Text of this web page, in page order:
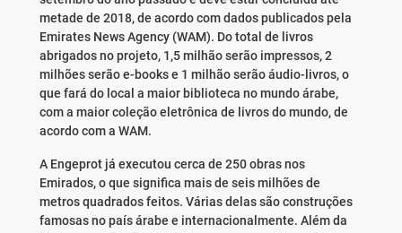
metade de 2018, de acordo com dados publicados pela
Emirates News Agency (WAM). Do total de livros
abrigados no projeto, 1,5 milhão serão impressos, 2
milhões serão e-books e 1 milhão serão áudio-livros, o
que fará do local a maior biblioteca no mundo árabe,
com a maior coleção eletrônica de livros do mundo, de
acordo com a WAM.
A Engeprot já executou cerca de 250 obras nos
Emirados, o que significa mais de seis milhões de
metros quadrados feitos. Várias delas são construções
famosas no país árabe e internacionalmente. Além da